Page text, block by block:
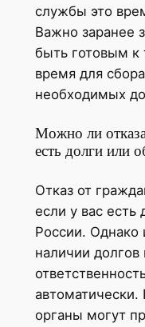
службы это
Важно заранее
быть готовым к
время для
необходимых
Можно ли
есть долги или
Отказ от
если у вас есть
России. Однако
наличии
органы могут